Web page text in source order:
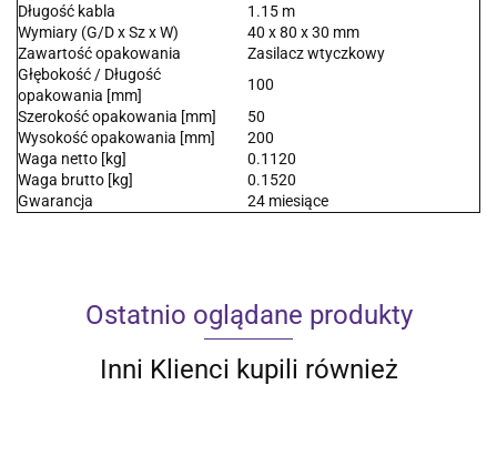
Długość kabla
1.15 m
Wymiary (G/D x Sz x W)
40 x 80 x 30 mm
Zawartość opakowania
Zasilacz wtyczkowy
Głębokość / Długość
opakowania [mm]
100
Szerokość opakowania [mm]
50
Wysokość opakowania [mm]
200
Waga netto [kg]
0.1120
Waga brutto [kg]
0.1520
Gwarancja
24 miesiące
Ostatnio oglądane produkty
Inni Klienci kupili również